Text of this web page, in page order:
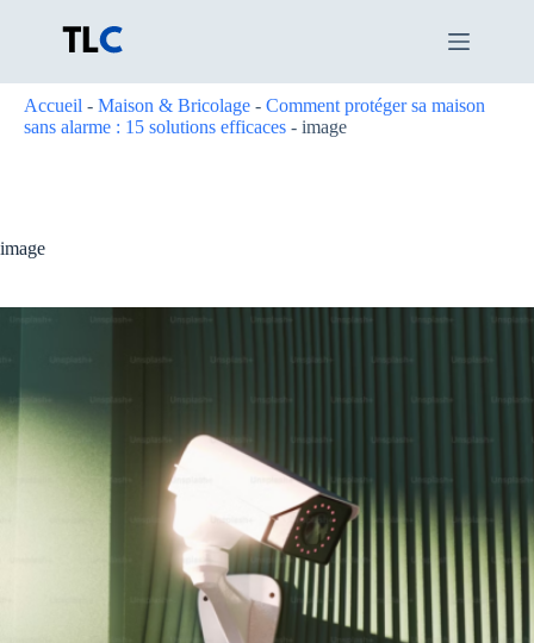
Accueil - Maison & Bricolage - Comment protéger sa maison
sans alarme : 15 solutions efficaces - image
image